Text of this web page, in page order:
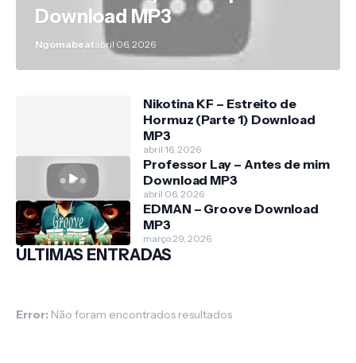
Download MP3
Ngomabeatabril 06, 2026
Nikotina KF – Estreito de
Hormuz (Parte 1) Download
MP3
abril 16, 2026
Professor Lay – Antes de mim
Download MP3
abril 06, 2026
EDMAN – Groove Download
MP3
março 29, 2026
ÚLTIMAS ENTRADAS
Error: Não foram encontrados resultados